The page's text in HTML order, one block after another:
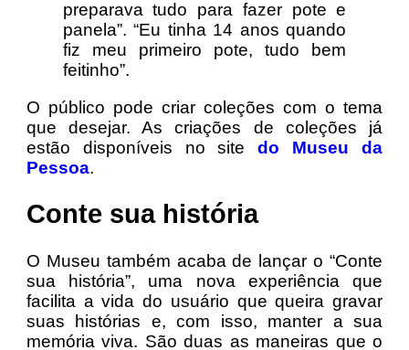
preparava tudo para fazer pote e
panela”. “Eu tinha 14 anos quando
fiz meu primeiro pote, tudo bem
feitinho”.
O público pode criar coleções com o tema
que desejar. As criações de coleções já
estão disponíveis no sitedo Museu da
Pessoa.
Conte sua história
O Museu também acaba de lançar o “Conte
sua história”, uma nova experiência que
facilita a vida do usuário que queira gravar
suas histórias e, com isso, manter a sua
memória viva. São duas as maneiras que o